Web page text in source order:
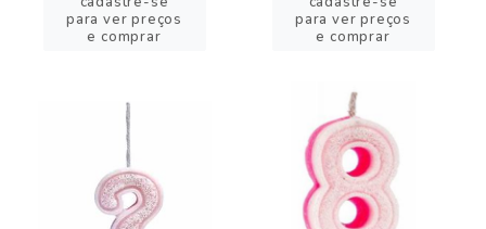
para ver preços
e comprar
para ver preços
e comprar